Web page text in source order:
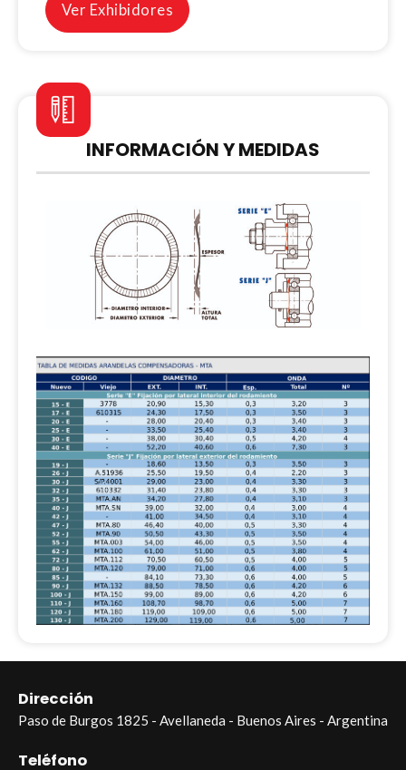
Ver Exhibidores
INFORMACIÓN Y MEDIDAS
Dirección
Paso de Burgos 1825 - Avellaneda - Buenos Aires - Argentina
Teléfono